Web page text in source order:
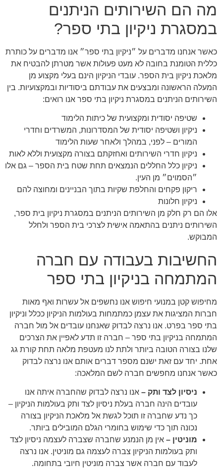
מה הם השירותים הניתנים
במסגרת ניקיון בתי ספר?
כאשר אנחנו מדברים על ״ניקיון בתי ספר״ אנו מדברים על כותרת
כללית הטומנת בחובה לא מעט פעולות אשר מטרתן להבטיח את
מלאכת ניקיון בית הספר. עובדי הניקיון הינם בעלי מקצוע מן
המעלה הראשונה ומבצעים את עבודתם ביסודיות ובמקצועיות. בין
השירותים הניתנים במסגרת ניקיון בתי ספר אנו רואים:
שטיפה יסודית ומקצועית של כיתות הלימוד
ניקיון ושטיפה יסודית של המסדרונות, המשרדים וחדרי
המורים – לפני, במהלך ולאחר שעות הלימוד
ניקיון חדרי השירותים ואחזקתם בצורה מקצועית וללא לאות
ניקיון כלל החללים הנמצאים תחת שטח בית הספר – גם אלו
״הסמוים״ מן העין.
ריקון פקחים והחלפת שקיות בתוך הבניינים ומחוצה להם
ניקיון חלונות
אלו הם רק חלק מן השירותים הניתנים במסגרת ניקיון בית ספר,
השירותים ניתנים בהתאמה אישית לצרכי בית הספר ולחלל
המבוקש.
החשיבות בעבודה עם חברה
המתמחה בניקיון בתי ספר
מחיפוש קטן במנועי חיפוש אנו נחשפים אל עשרות ואף מאות
חברות המציגות את עצמן כמתמחות בעולמות הניקיון ככלל וניקיון
בתי ספר בפרט. אנו נרצה לבדוק שאנחנו עובדים אל מול חברה
המתמחה בניקיון בתי ספר – חברה זו תדע לאפיין את הצרכים
שלנו בצורה הטובה ביותר ולתת לנו מעטפת מלאה תחת קורת גג
אחת. יחד עם זאת ישנם מספר דברים אותם אנו נרצה לבדוק
כאשר אנחנו מחפשים חברה לשם המלאכה:
ניסיון לצד ותק – אנו נרצה לבדוק שהחברה איתה אנו
עובדים הינה חברה בעלת ניסיון לצד ותק בעולמות הניקיון –
כך נדע שחברה זו תוכל לגשת אל מלאכת הניקיון בצורה
נכונה תוך כדי שימוש בחומרי הגלם המובילים ביותר.
מוניטין – אין מן הנמנע שחברה שצברה לעצמה ניסיון לצד
ותק בעולמות הניקיון צברה לעצמה גם מוניטין. אנו נרצה
לעבוד עם חברה אשר צברה מוניטין חיובי בתחומה.